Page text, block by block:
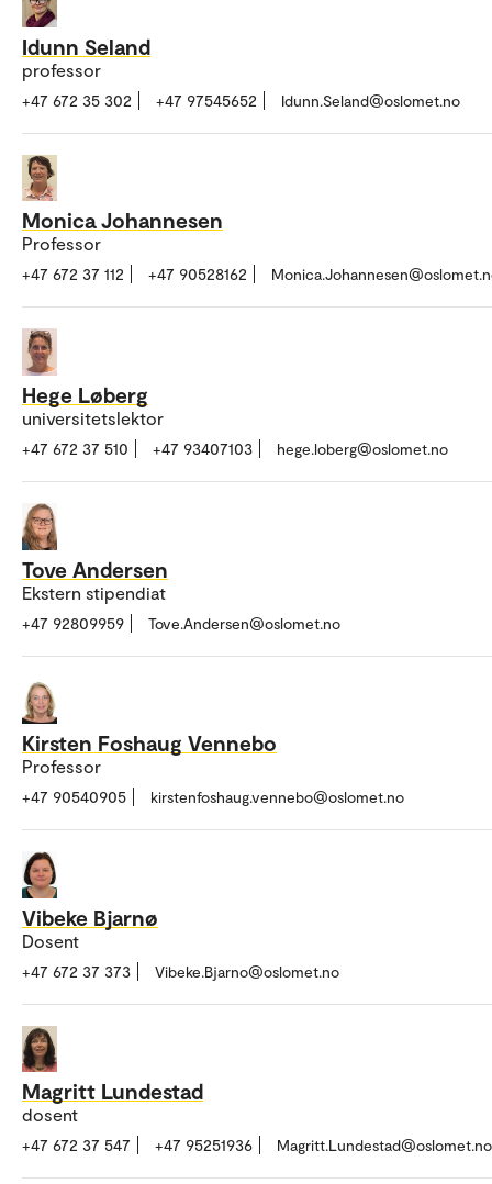
Idunn Seland
professor
+47 672 35 302 +47 97545652 Idunn.Seland@oslomet.no
Monica Johannesen
Professor
+47 672 37 112 +47 90528162
Hege Løberg
universitetslektor
+47 672 37 510 +47 93407103 hege.loberg@oslomet.no
Tove Andersen
Ekstern stipendiat
+47 92809959 Tove.Andersen@oslomet.no
Kirsten Foshaug Vennebo
Professor
+47 90540905 kirstenfoshaug.vennebo@oslomet.no
Vibeke Bjarnø
Dosent
+47 672 37 373 Vibeke.Bjarno@oslomet.no
Magritt Lundestad
dosent
+47 672 37 547 +47 95251936 Magritt.Lundestad@oslomet.no